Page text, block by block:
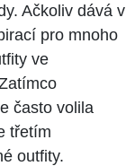
Ačkoliv dává v
pro mnoho
ve
často volila
třetím
outfity.